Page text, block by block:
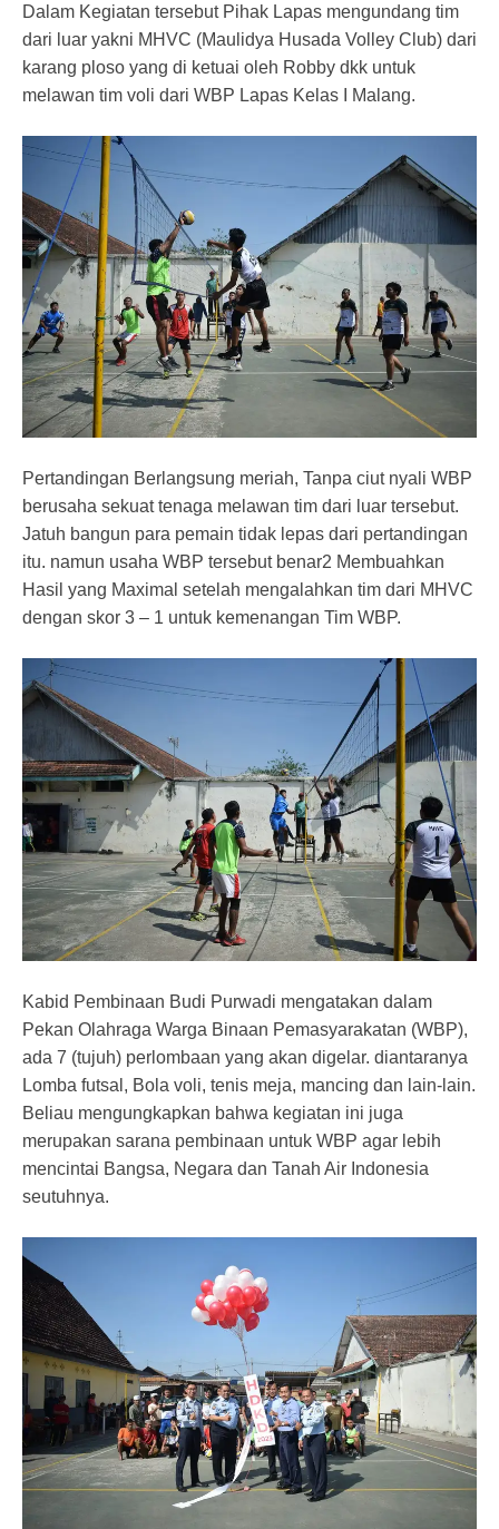
Dalam Kegiatan tersebut Pihak Lapas mengundang tim
dari luar yakni MHVC (Maulidya Husada Volley Club) dari
karang ploso yang di ketuai oleh Robby dkk untuk
melawan tim voli dari WBP Lapas Kelas I Malang.
Pertandingan Berlangsung meriah, Tanpa ciut nyali WBP
berusaha sekuat tenaga melawan tim dari luar tersebut.
Jatuh bangun para pemain tidak lepas dari pertandingan
itu. namun usaha WBP tersebut benar2 Membuahkan
Hasil yang Maximal setelah mengalahkan tim dari MHVC
dengan skor 3 – 1 untuk kemenangan Tim WBP.
Kabid Pembinaan Budi Purwadi mengatakan dalam
Pekan Olahraga Warga Binaan Pemasyarakatan (WBP),
ada 7 (tujuh) perlombaan yang akan digelar. diantaranya
Lomba futsal, Bola voli, tenis meja, mancing dan lain-lain.
Beliau mengungkapkan bahwa kegiatan ini juga
merupakan sarana pembinaan untuk WBP agar lebih
mencintai Bangsa, Negara dan Tanah Air Indonesia
seutuhnya.